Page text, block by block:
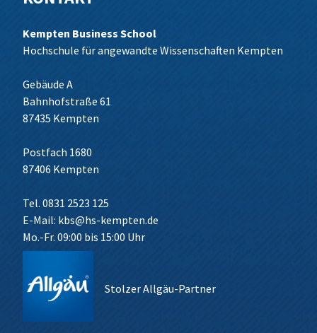
Kempten Business School
Hochschule für angewandte Wissenschaften Kempten
Gebäude A
Bahnhofstraße 61
87435 Kempten
Postfach 1680
87406 Kempten
Tel. 0831 2523 125
E-Mail: kbs@hs-kempten.de
Mo.-Fr. 09:00 bis 15:00 Uhr
Stolzer Allgäu-Partner